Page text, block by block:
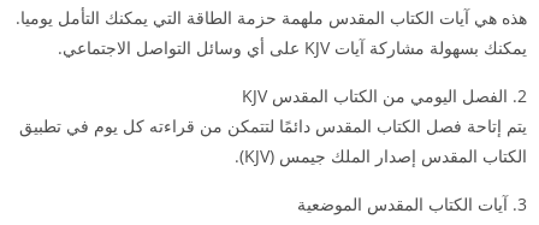
هذه هي آيات الكتاب المقدس ملهمة حزمة الطاقة التي يمكنك التأمل يوميا.
يمكنك بسهولة مشاركة آيات KJV على أي وسائل التواصل الاجتماعي.
2. الفصل اليومي من الكتاب المقدس KJV
يتم إتاحة فصل الكتاب المقدس دائمًا لتتمكن من قراءته كل يوم في تطبيق
الكتاب المقدس إصدار الملك جيمس (KJV).
3. آيات الكتاب المقدس الموضعية